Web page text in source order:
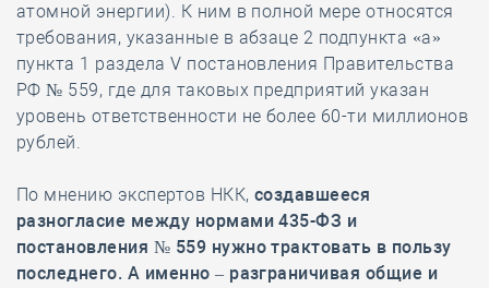
атомной энергии). К ним в полной мере относятся
требования, указанные в абзаце 2 подпункта «а»
пункта 1 раздела V постановления Правительства
РФ № 559, где для таковых предприятий указан
уровень ответственности не более 60-ти миллионов
рублей.
По мнению экспертов НКК, создавшееся
разногласие между нормами 435-ФЗ и
постановления № 559 нужно трактовать в пользу
последнего. А именно – разграничивая общие и